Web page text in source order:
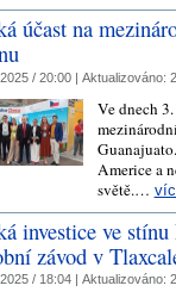
účast na
/ 20:00 | Aktualizováno:
Ve dnech
Americe a
světě.…
investice ve
závod v
/ 18:04 | Aktualizováno: